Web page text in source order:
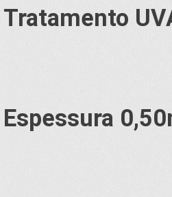
Tratamento
Espessura